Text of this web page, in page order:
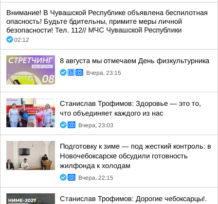
Внимание! В Чувашской Республике объявлена беспилотная
опасность! Будьте бдительны, примите меры личной
безопасности! Тел. 112// МЧС Чувашской Республики
02:12
8 августа мы отмечаем День физкультурника
Вчера, 23:15
Станислав Трофимов: Здоровье — это то,
что объединяет каждого из нас
Вчера, 23:03
Подготовку к зиме — под жесткий контроль: в
Новочебоксарске обсудили готовность
жилфонда к холодам
Вчера, 22:15
Станислав Трофимов: Дорогие чебоксарцы!.